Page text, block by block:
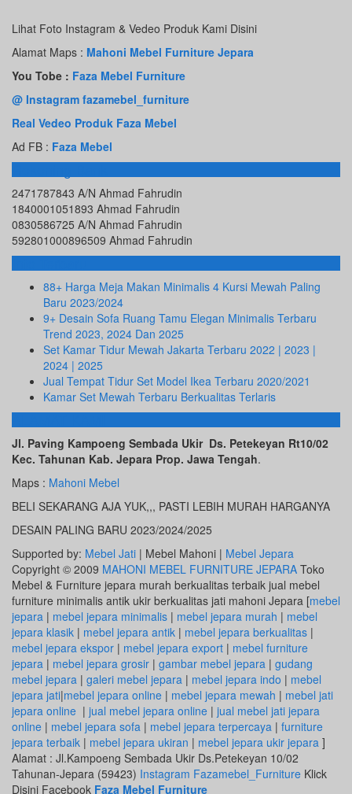
Lihat Foto Instagram & Vedeo Produk Kami Disini
Alamat Maps : Mahoni Mebel Furniture Jepara
You Tobe : Faza Mebel Furniture
@ Instagram fazamebel_furniture
Real Vedeo Produk Faza Mebel
Ad FB : Faza Mebel
Rekening Bank
2471787843 A/N Ahmad Fahrudin
1840001051893 Ahmad Fahrudin
0830586725 A/N Ahmad Fahrudin
592801000896509 Ahmad Fahrudin
Info Terbaru
88+ Harga Meja Makan Minimalis 4 Kursi Mewah Paling
Baru 2023/2024
9+ Desain Sofa Ruang Tamu Elegan Minimalis Terbaru
Trend 2023, 2024 Dan 2025
Set Kamar Tidur Mewah Jakarta Terbaru 2022 | 2023 |
2024 | 2025
Jual Tempat Tidur Set Model Ikea Terbaru 2020/2021
Kamar Set Mewah Terbaru Berkualitas Terlaris
ALAMAT KAMI
Jl. Paving Kampoeng Sembada Ukir Ds. Petekeyan Rt10/02
Kec. Tahunan Kab. Jepara Prop. Jawa Tengah.
Maps : Mahoni Mebel
BELI SEKARANG AJA YUK,,, PASTI LEBIH MURAH HARGANYA
DESAIN PALING BARU 2023/2024/2025
Supported by: Mebel Jati | Mebel Mahoni | Mebel Jepara
Copyright © 2009 MAHONI MEBEL FURNITURE JEPARA Toko
Mebel & Furniture jepara murah berkualitas terbaik jual mebel
furniture minimalis antik ukir berkualitas jati mahoni Jepara [mebel
jepara | mebel jepara minimalis | mebel jepara murah | mebel
jepara klasik | mebel jepara antik | mebel jepara berkualitas |
mebel jepara ekspor | mebel jepara export | mebel furniture
jepara | mebel jepara grosir | gambar mebel jepara | gudang
mebel jepara | galeri mebel jepara | mebel jepara indo | mebel
jepara jati|mebel jepara online | mebel jepara mewah | mebel jati
jepara online | jual mebel jepara online | jual mebel jati jepara
online | mebel jepara sofa | mebel jepara terpercaya | furniture
jepara terbaik | mebel jepara ukiran | mebel jepara ukir jepara ]
Alamat : Jl.Kampoeng Sembada Ukir Ds.Petekeyan 10/02
Tahunan-Jepara (59423) Instagram Fazamebel_Furniture Klick
Disini Facebook Faza Mebel Furniture